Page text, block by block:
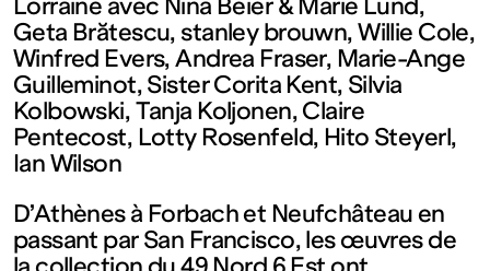
de
Lorraine
1 bis, rue
des
Lorraine avec Nina Beier & Marie Lund,
Geta Brătescu, stanley brouwn, Willie Cole,
Winfred Evers, Andrea Fraser, Marie-Ange
Guilleminot, Sister Corita Kent, Silvia
Kolbowski, Tanja Koljonen, Claire
Pentecost, Lotty Rosenfeld, Hito Steyerl,
Ian Wilson
D’Athènes à Forbach et Neufchâteau en
passant par San Francisco, les œuvres de